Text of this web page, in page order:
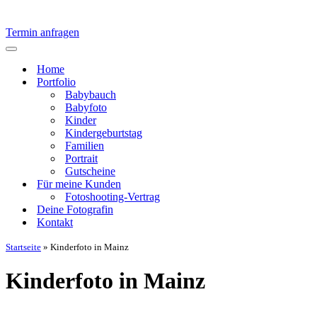
Termin anfragen
Navigationsmenü
Home
Portfolio
Babybauch
Babyfoto
Kinder
Kindergeburtstag
Familien
Portrait
Gutscheine
Für meine Kunden
Fotoshooting-Vertrag
Deine Fotografin
Kontakt
Startseite » Kinderfoto in Mainz
Kinderfoto in Mainz